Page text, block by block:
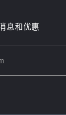
息和优惠